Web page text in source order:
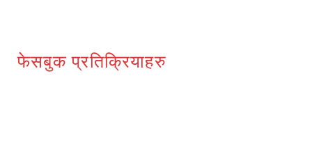
फेसबुक प्रतिक्रियाहरु